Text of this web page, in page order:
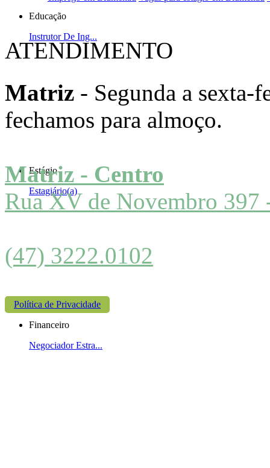
Educação
Instrutor De Ing...
Estágio
Estagiário(a)
Financeiro
Negociador Estra...
ATENDIMENTO
Matriz - Segunda a sexta-
fechamos para almoço.
Matriz - Centro
Rua XV de Novembro 397
(47) 3222.0102
Política de Privacidade